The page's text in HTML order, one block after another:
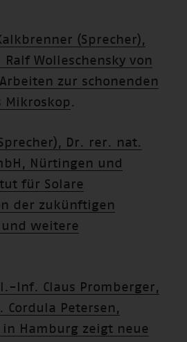
(Sprecher),
Wolleschensky von
zur schonenden
.
Dr. rer. nat.
Nürtingen und
für Solare
der zukünftigen
weitere
Inf. Claus Promberger,
Cordula Petersen,
Hamburg zeigt neue